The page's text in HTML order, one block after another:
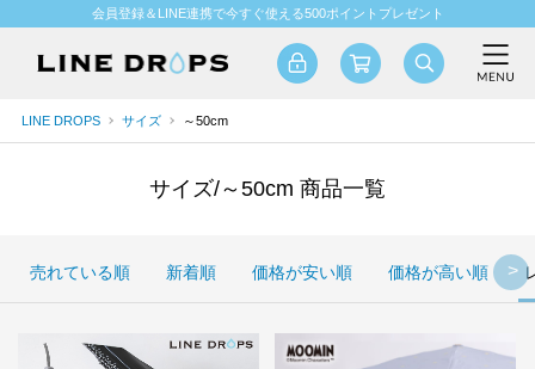
会員登録＆LINE連携で今すぐ使える500ポイントプレゼント
LINE DROPS サイズ ～50cm
サイズ/～50cm 商品一覧
売れている順 新着順 価格が安い順 価格が高い順